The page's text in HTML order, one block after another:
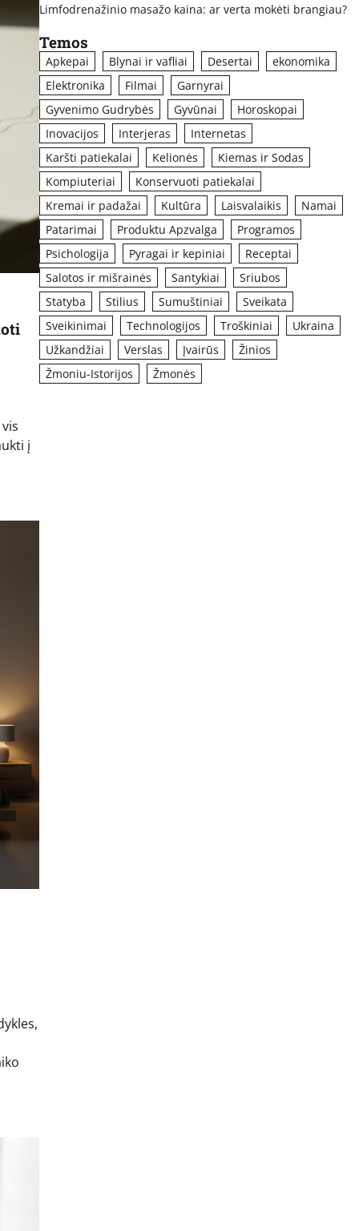
į
Limfodrenažinio masažo kaina: ar verta mokėti brangiau?
Temos
Apkepai Blynai ir vafliai Desertai
ekonomika
Elektronika
Filmai
Garnyrai
Gyvenimo Gudrybės
Gyvūnai
Horoskopai
Inovacijos
Interjeras
Internetas
Karšti patiekalai
Kelionės
Kiemas ir Sodas
Kompiuteriai
Konservuoti patiekalai
Kremai ir padažai
Kultūra Laisvalaikis
Namai
Patarimai
Produktu Apzvalga
Programos
Psichologija
Pyragai ir kepiniai
Receptai
Salotos ir mišrainės
Santykiai
Sriubos
Statyba
Stilius Sumuštiniai
Sveikata
Sveikinimai
Technologijos Troškiniai
Ukraina
Užkandžiai
Verslas Įvairūs
Žinios
Žmoniu-Istorijos
Žmonės